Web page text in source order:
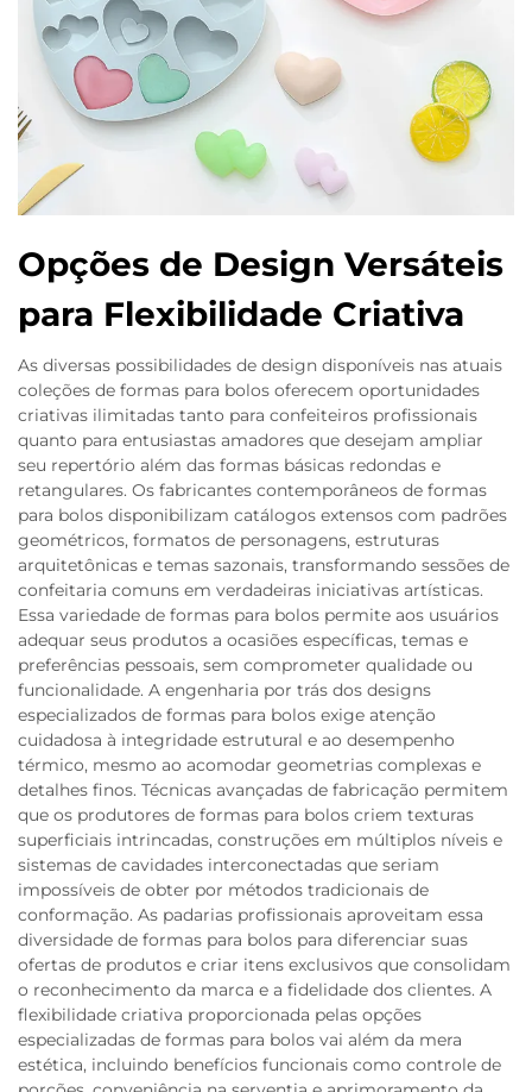
Opções de Design Versáteis
para Flexibilidade Criativa
As diversas possibilidades de design disponíveis nas atuais
coleções de formas para bolos oferecem oportunidades
criativas ilimitadas tanto para confeiteiros profissionais
quanto para entusiastas amadores que desejam ampliar
seu repertório além das formas básicas redondas e
retangulares. Os fabricantes contemporâneos de formas
para bolos disponibilizam catálogos extensos com padrões
geométricos, formatos de personagens, estruturas
arquitetônicas e temas sazonais, transformando sessões de
confeitaria comuns em verdadeiras iniciativas artísticas.
Essa variedade de formas para bolos permite aos usuários
adequar seus produtos a ocasiões específicas, temas e
preferências pessoais, sem comprometer qualidade ou
funcionalidade. A engenharia por trás dos designs
especializados de formas para bolos exige atenção
cuidadosa à integridade estrutural e ao desempenho
térmico, mesmo ao acomodar geometrias complexas e
detalhes finos. Técnicas avançadas de fabricação permitem
que os produtores de formas para bolos criem texturas
superficiais intrincadas, construções em múltiplos níveis e
sistemas de cavidades interconectadas que seriam
impossíveis de obter por métodos tradicionais de
conformação. As padarias profissionais aproveitam essa
diversidade de formas para bolos para diferenciar suas
ofertas de produtos e criar itens exclusivos que consolidam
o reconhecimento da marca e a fidelidade dos clientes. A
flexibilidade criativa proporcionada pelas opções
especializadas de formas para bolos vai além da mera
estética, incluindo benefícios funcionais como controle de